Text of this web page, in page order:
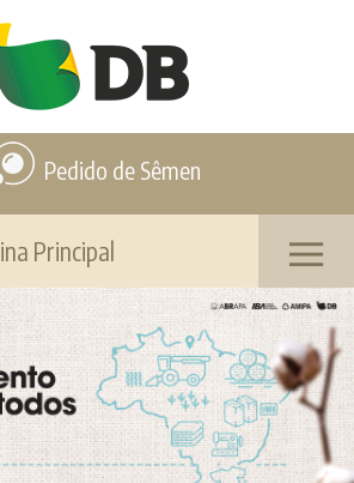
Pedido de Sêmen
Principal